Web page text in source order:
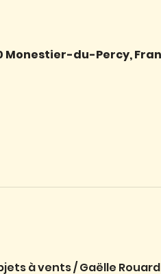
Monestier-du-Percy,
à vents / Gaëlle